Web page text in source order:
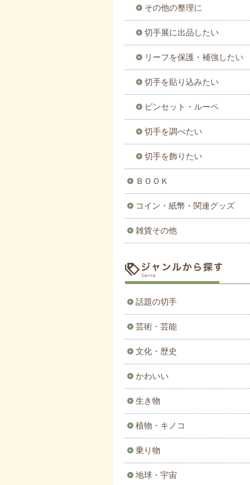
その他の整理に
切手展に出品したい
リーフを保護・補強したい
切手を貼り込みたい
ピンセット・ルーペ
切手を調べたい
切手を飾りたい
ＢＯＯＫ
コイン・紙幣・関連グッズ
雑貨その他
話題の切手
芸術・芸能
文化・歴史
かわいい
生き物
植物・キノコ
乗り物
地球・宇宙